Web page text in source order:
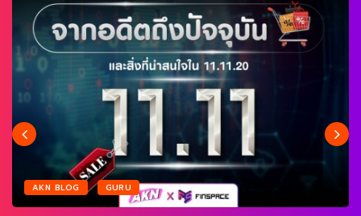
AKN BLOG GURU